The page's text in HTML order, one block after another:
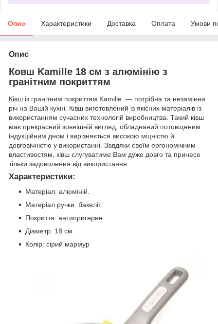
Опис Характеристики Доставка Оплата Умови
Опис
Ковш Kamille 18 см з алюмінію з
гранітним покриттям
Ківш із гранітним покриттям Kamille — потрібна та незамінна
річ на Вашій кухні. Ківш виготовлений із якісних матеріалів із
використанням сучасних технологій виробництва. Такий ківш
має прекрасний зовнішній вигляд, обладнаний потовщеним
індукційним дном і вирізняється високою міцністю й
довговічністю у використанні. Завдяки своїм ергономічним
властивостям, ківш слугуватиме Вам дуже довго та принесе
тільки задоволення від використання.
Характеристики:
Матеріал: алюміній.
Матеріал ручки: бакеліт.
Покриття: антипригарне.
Діаметр: 18 см.
Колір: сірий мармур